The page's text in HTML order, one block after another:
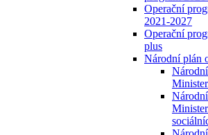
Operační
2021-2027
Operační
plus
Národní plán